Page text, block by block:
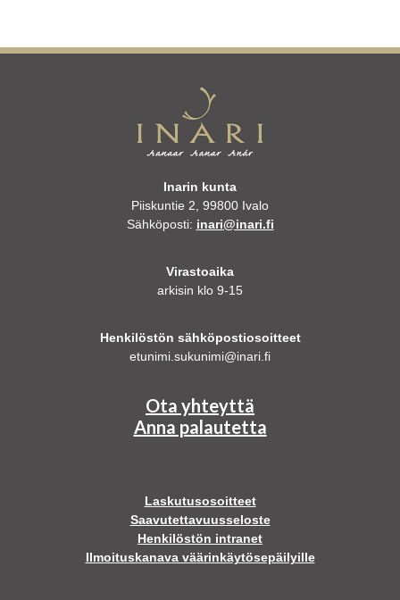
Inarin kunta
Piiskuntie 2, 99800 Ivalo
Sähköposti: inari@inari.fi
Virastoaika
arkisin klo 9-15
Henkilöstön sähköpostiosoitteet
etunimi.sukunimi@inari.fi
Ota yhteyttä
Anna palautetta
Laskutusosoitteet
Saavutettavuusseloste
Henkilöstön intranet
Ilmoituskanava väärinkäytösepäilyille